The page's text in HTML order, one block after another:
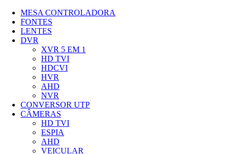
MESA CONTROLADORA
FONTES
LENTES
DVR
XVR 5 EM 1
HD TVI
HDCVI
HVR
AHD
NVR
CONVERSOR UTP
CÂMERAS
HD TVI
ESPIA
AHD
VEICULAR